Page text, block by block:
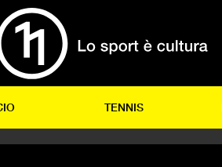
TENNIS